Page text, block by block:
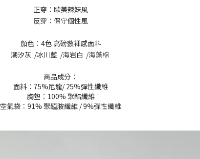
正穿：歐美辣妹風
反穿：保守個性風
顏色：4色 高磅數裸感面料
潮汐灰 /冰川藍 /海岩白 /海藻棕
商品成分：
面料：75%尼龍/ 25%彈性纖維
胸墊：100% 聚酯纖維
空氣袋：91% 聚醯胺纖維 / 9%彈性纖維